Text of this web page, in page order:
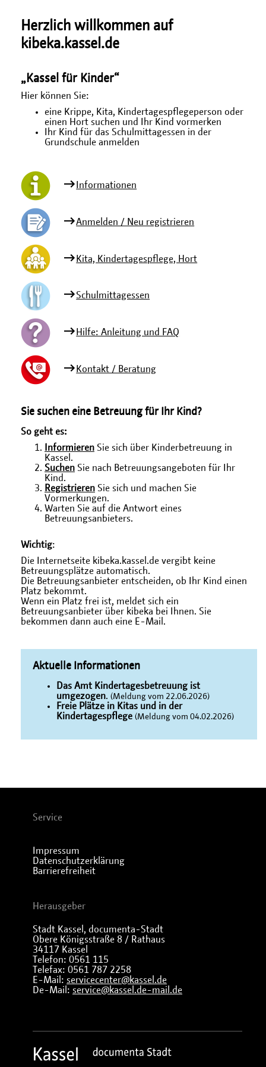
Herzlich willkommen auf
kibeka.kassel.de
„Kassel für Kinder“
Hier können Sie:
eine Krippe, Kita, Kindertagespflegeperson oder
einen Hort suchen und Ihr Kind vormerken
Ihr Kind für das Schulmittagessen in der
Grundschule anmelden
Informationen
Anmelden / Neu registrieren
Kita, Kindertagespflege, Hort
Schulmittagessen
Hilfe: Anleitung und FAQ
Kontakt / Beratung
Sie suchen eine Betreuung für Ihr Kind?
So geht es:
Informieren Sie sich über Kinderbetreuung in
Kassel.
Suchen Sie nach Betreuungsangeboten für Ihr
Kind.
Registrieren Sie sich und machen Sie
Vormerkungen.
Warten Sie auf die Antwort eines
Betreuungsanbieters.
Wichtig:
Die Internetseite kibeka.kassel.de vergibt keine
Betreuungsplätze automatisch.
Die Betreuungsanbieter entscheiden, ob Ihr Kind einen
Platz bekommt.
Wenn ein Platz frei ist, meldet sich ein
Betreuungsanbieter über kibeka bei Ihnen. Sie
bekommen dann auch eine E-Mail.
Aktuelle Informationen
Das Amt Kindertagesbetreuung ist
umgezogen. (Meldung vom 22.06.2026)
Freie Plätze in Kitas und in der
Kindertagespflege (Meldung vom 04.02.2026)
Service
Impressum
Datenschutzerklärung
Barrierefreiheit
Herausgeber
Stadt Kassel, documenta-Stadt
Obere Königsstraße 8 / Rathaus
34117 Kassel
Telefon: 0561 115
Telefax: 0561 787 2258
E-Mail: servicecenter@kassel.de
De-Mail: service@kassel.de-mail.de